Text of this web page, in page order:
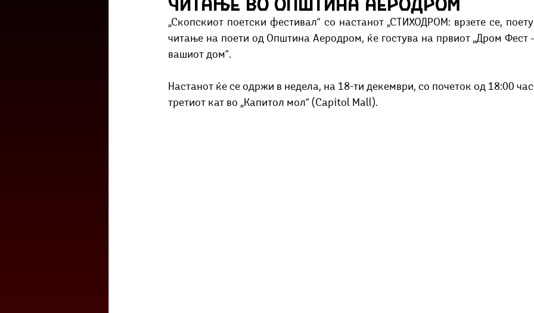
Мелемузика Добри гости Скопски поетски фестивал Музика
Го зборевме ова?
„Скопскиот поетски фестивал“ со настанот „СТИХОДРОМ: врзете се,
читање на поети од Општина Аеродром, ќе гостува на првиот „Дром Фест
вашиот дом“.
Настанот ќе се одржи в недела, на 18-ти декември, со почеток од 18:00
третиот кат во „Капитол мол“ (Capitol Mall).